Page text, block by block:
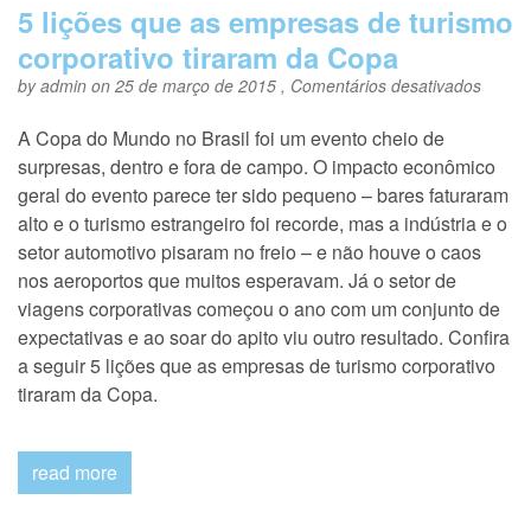
5 lições que as empresas de turismo
corporativo tiraram da Copa
byadmin on 25 de março de 2015 , Comentários desativadosem
as
da
Copa
A Copa do Mundo no Brasil foi um evento cheio de
surpresas, dentro e fora de campo. O impacto econômico
geral do evento parece ter sido pequeno – bares faturaram
alto e o turismo estrangeiro foi recorde, mas a indústria e o
setor automotivo pisaram no freio – e não houve o caos
nos aeroportos que muitos esperavam. Já o setor de
viagens corporativas começou o ano com um conjunto de
expectativas e ao soar do apito viu outro resultado. Confira
a seguir 5 lições que as empresas de turismo corporativo
tiraram da Copa.
read more